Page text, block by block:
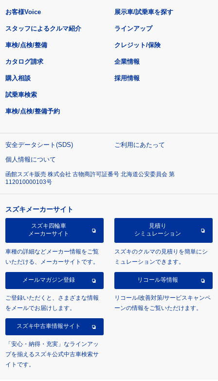
お客様Voice
スタッフによるクルマ紹介
展示車/試乗車を探す
ラインアップ
車検/点検/整備 クレジット/保険
カタログ請求
購入相談
試乗車検索
車検/点検/整備予約
企業情報
採用情報
安全データシート(SDS)
ご利用にあたって
個人情報について
函館スズキ販売 株式会社 古物商許可証番号 北海道公安委員会 第
112010000103号
スズキメーカーサイト
スズキ四輪車
メーカーサイト
車種の詳細などメーカー情報をご覧
いただける、メーカーサイトです。
見積り
シミュレーション
スズキのクルマの見積りを簡単にシ
ミュレーションできます。
メールマガジン登録
ご登録いただくと、さまざまな情報
をメールでお届けします。
リコール等情報
リコール/改善対策/サービスキャンペ
ーンの情報をご覧いただけます。
スズキ中古車情報サイト
「安心・納得・充実」なラインアッ
プを揃えるスズキ公式中古車検索サ
イトです。